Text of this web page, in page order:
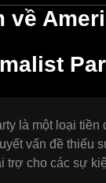
về
là một loại
vấn đề thiếu
trợ cho các sự